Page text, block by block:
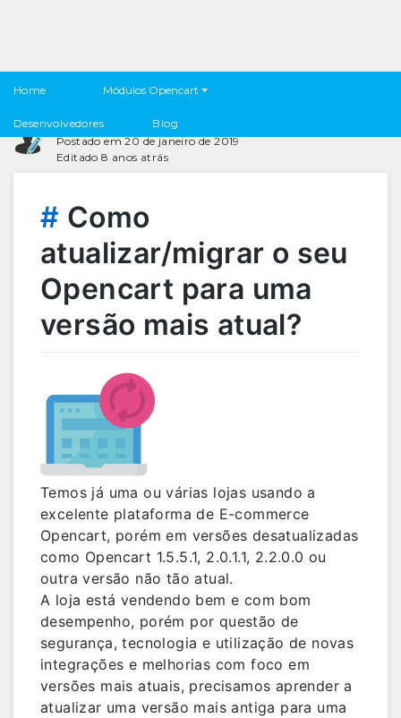
Home Módulos Opencart
Desenvolvedores Blog
versão mais atual?
Felipo Antonoff
Postado em 20 de janeiro de 2019
Editado 8 anos atrás
# Como
atualizar/migrar o seu
Opencart para uma
versão mais atual?
Temos já uma ou várias lojas usando a
excelente plataforma de E-commerce
Opencart, porém em versões desatualizadas
como Opencart 1.5.5.1, 2.0.1.1, 2.2.0.0 ou
outra versão não tão atual.
A loja está vendendo bem e com bom
desempenho, porém por questão de
segurança, tecnologia e utilização de novas
integrações e melhorias com foco em
versões mais atuais, precisamos aprender a
atualizar uma versão mais antiga para uma